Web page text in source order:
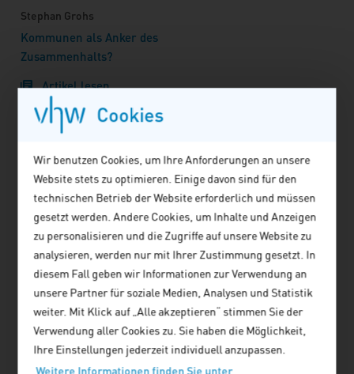
Cookies
Wir benutzen Cookies, um Ihre Anforderungen an unsere
Website stets zu optimieren. Einige davon sind für den
technischen Betrieb der Website erforderlich und müssen
gesetzt werden. Andere Cookies, um Inhalte und Anzeigen
zu personalisieren und die Zugriffe auf unsere Website zu
analysieren, werden nur mit Ihrer Zustimmung gesetzt. In
diesem Fall geben wir Informationen zur Verwendung an
unsere Partner für soziale Medien, Analysen und Statistik
weiter. Mit Klick auf „Alle akzeptieren“ stimmen Sie der
Verwendung aller Cookies zu. Sie haben die Möglichkeit,
Ihre Einstellungen jederzeit individuell anzupassen.
Weitere Informationen finden Sie unter
Stephan Grohs
Kommunen als Anker des
Zusammenhalts?
Artikel lesen
Brigitta Ziegenbein
‚Gesundheitsgerechtigkeit‘
Gestalten oder Verwalten in
Leipzig?
Artikel lesen
Albert Geiger
Gesucht: Menschen, die in unseren
Rathäusern erfolgreich Zukunft
gestalten
Artikel lesen